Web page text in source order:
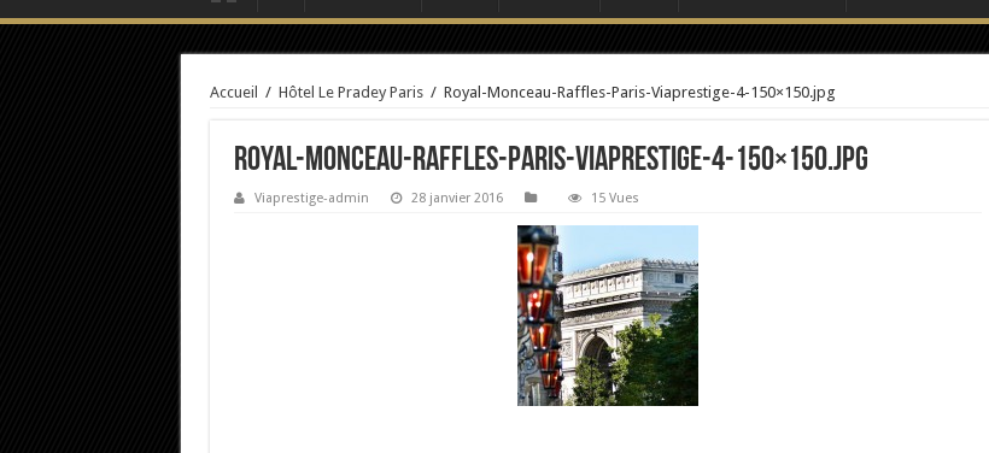
Accueil / Hôtel Le Pradey Paris / Royal-Monceau-Raffles-Paris-Viaprestige-4-150×150.jpg
Royal-Monceau-Raffles-Paris-Viaprestige-4-150×150.jpg
Viaprestige-admin 28 janvier 2016 15 Vues